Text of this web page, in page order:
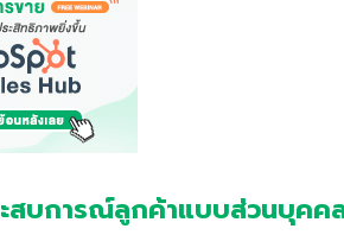
ะสบการณ์ลูกค้าแบบส่วนบุคค